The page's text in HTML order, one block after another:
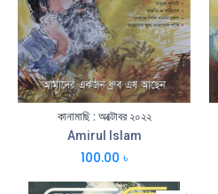
কানামাছি : অক্টোবর ২০২২
Amirul Islam
100.00 ৳